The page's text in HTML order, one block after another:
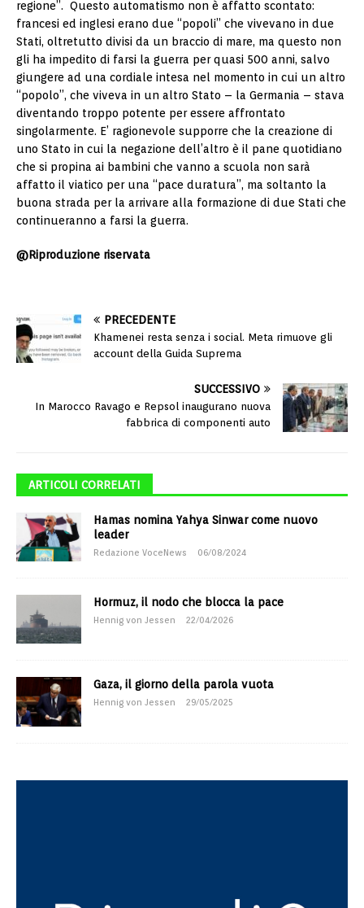
regione”. Questo automatismo non è affatto scontato:
francesi ed inglesi erano due “popoli” che vivevano in due
Stati, oltretutto divisi da un braccio di mare, ma questo non
gli ha impedito di farsi la guerra per quasi 500 anni, salvo
giungere ad una cordiale intesa nel momento in cui un altro
“popolo”, che viveva in un altro Stato – la Germania – stava
diventando troppo potente per essere affrontato
singolarmente. E’ ragionevole supporre che la creazione di
uno Stato in cui la negazione dell’altro è il pane quotidiano
che si propina ai bambini che vanno a scuola non sarà
affatto il viatico per una “pace duratura”, ma soltanto la
buona strada per la arrivare alla formazione di due Stati che
continueranno a farsi la guerra.
@Riproduzione riservata
PRECEDENTE
Khamenei resta senza i social. Meta rimuove gli
account della Guida Suprema
SUCCESSIVO
In Marocco Ravago e Repsol inaugurano nuova
fabbrica di componenti auto
ARTICOLI CORRELATI
Hamas nomina Yahya Sinwar come nuovo
leader
Redazione VoceNews 06/08/2024
Hormuz, il nodo che blocca la pace
Hennig von Jessen 22/04/2026
Gaza, il giorno della parola vuota
Hennig von Jessen 29/05/2025